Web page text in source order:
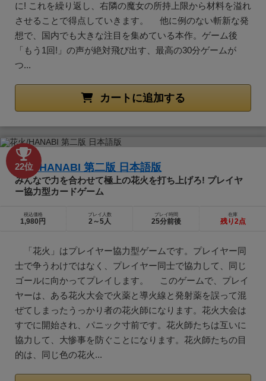
に! これを繰り返し、右隣の魔女の所持上限から材料を溢れ
させることで得点していきます。 他に例のない斬新な発
想で、国内でも大きな注目を集めている本作。ゲーム後
「もう1回!」の声が絶対飛び出す、最高の30分ゲームが
つ...
カートに追加する
22位
花火/HANABI 第二版 日本語版
みんなで力を合わせて極上の花火を打ち上げろ! プレイヤ
ー協力型カードゲーム
税込価格
1,980円
プレイ人数
2～5人
プレイ時間
25分前後
在庫
残り2点
「花火」はプレイヤー協力型ゲームです。プレイヤー同
士で争うわけではなく、プレイヤー同士で協力して、同じ
ゴールに向かってプレイします。 このゲームで、プレイ
ヤーは、ある花火大会で火薬と導火線と発射薬を誤って混
ぜてしまったうっかり者の花火師になります。花火大会は
すでに開始され、パニック寸前です。花火師たちは互いに
協力して、大惨事を防ぐことになります。花火師たちの目
的は、同じ色の花火...